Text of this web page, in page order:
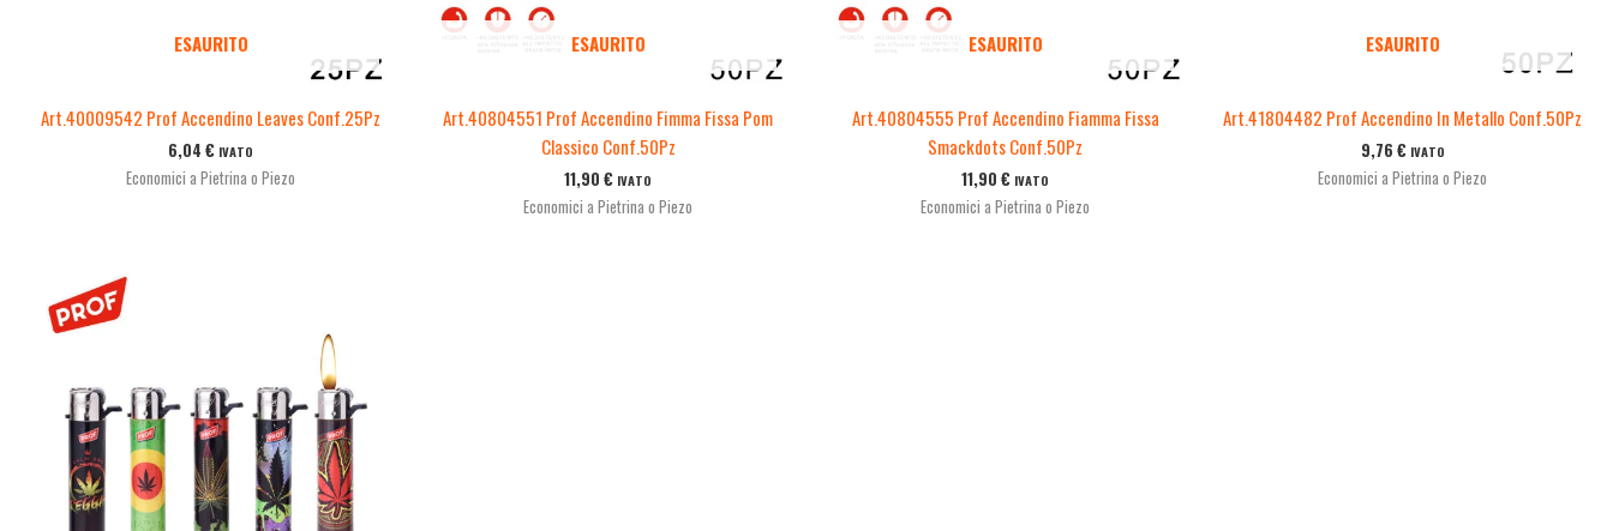
ESAURITO
Art.40009542 Prof Accendino Leaves Conf.25Pz
6,04 € IVATO
Economici a Pietrina o Piezo
ESAURITO
Art.40804551 Prof Accendino Fimma Fissa Pom
Classico Conf.50Pz
11,90 € IVATO
Economici a Pietrina o Piezo
ESAURITO
Art.40804555 Prof Accendino Fiamma Fissa
Smackdots Conf.50Pz
11,90 € IVATO
Economici a Pietrina o Piezo
ESAURITO
Art.41804482 Prof Accendino In Metallo Conf.50Pz
9,76 € IVATO
Economici a Pietrina o Piezo